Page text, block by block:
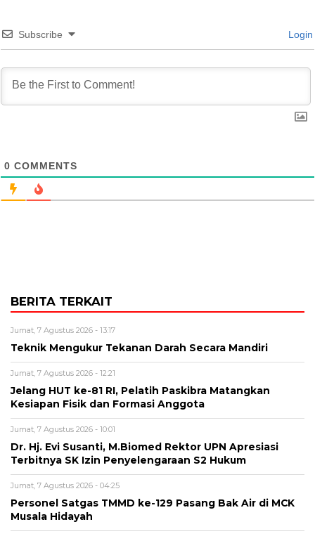
Subscribe Login
0 COMMENTS
BERITA TERKAIT
Jumat, 7 Agustus 2026 - 13:17
Teknik Mengukur Tekanan Darah Secara Mandiri
Jumat, 7 Agustus 2026 - 12:21
Jelang HUT ke-81 RI, Pelatih Paskibra Matangkan
Kesiapan Fisik dan Formasi Anggota
Jumat, 7 Agustus 2026 - 10:01
Dr. Hj. Evi Susanti, M.Biomed Rektor UPN Apresiasi
Terbitnya SK Izin Penyelengaraan S2 Hukum
Jumat, 7 Agustus 2026 - 04:25
Personel Satgas TMMD ke-129 Pasang Bak Air di MCK
Musala Hidayah